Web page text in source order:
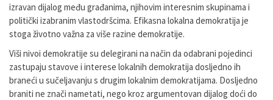
izravan dijalog među građanima, njihovim interesnim skupinama i
politički izabranim vlastodršcima. Efikasna lokalna demokratija je
stoga životno važna za više razine demokratije.
Viši nivoi demokratije su delegirani na način da odabrani pojedinci
zastupaju stavove i interese lokalnih demokratija dosljedno ih
braneći u sučeljavanju s drugim lokalnim demokratijama. Dosljedno
braniti ne znači nametati, nego kroz argumentovan dijalog doći do